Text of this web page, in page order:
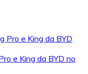
e King da BYD no